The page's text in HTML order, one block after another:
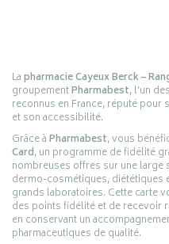
Lapharmacie Cayeux Berck –
groupementPharmabest, l’un
reconnus en France, réputé
et son accessibilité.
Grâce àPharmabest, vous
Card, un programme de fidélité
nombreuses offres sur une
dermo-cosmétiques,
grands laboratoires. Cette carte
des points fidélité et de recevoir
en conservant un
pharmaceutiques de qualité.